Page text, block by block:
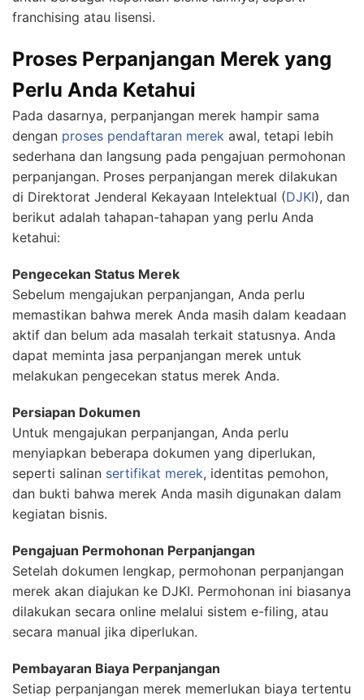
franchising atau lisensi.
Proses Perpanjangan Merek yang
Perlu Anda Ketahui
Pada dasarnya, perpanjangan merek hampir sama
dengan proses pendaftaran merek awal, tetapi lebih
sederhana dan langsung pada pengajuan permohonan
perpanjangan. Proses perpanjangan merek dilakukan
di Direktorat Jenderal Kekayaan Intelektual (DJKI), dan
berikut adalah tahapan-tahapan yang perlu Anda
ketahui:
Pengecekan Status Merek
Sebelum mengajukan perpanjangan, Anda perlu
memastikan bahwa merek Anda masih dalam keadaan
aktif dan belum ada masalah terkait statusnya. Anda
dapat meminta jasa perpanjangan merek untuk
melakukan pengecekan status merek Anda.
Persiapan Dokumen
Untuk mengajukan perpanjangan, Anda perlu
menyiapkan beberapa dokumen yang diperlukan,
seperti salinan sertifikat merek, identitas pemohon,
dan bukti bahwa merek Anda masih digunakan dalam
kegiatan bisnis.
Pengajuan Permohonan Perpanjangan
Setelah dokumen lengkap, permohonan perpanjangan
merek akan diajukan ke DJKI. Permohonan ini biasanya
dilakukan secara online melalui sistem e-filing, atau
secara manual jika diperlukan.
Pembayaran Biaya Perpanjangan
Setiap perpanjangan merek memerlukan biaya tertentu